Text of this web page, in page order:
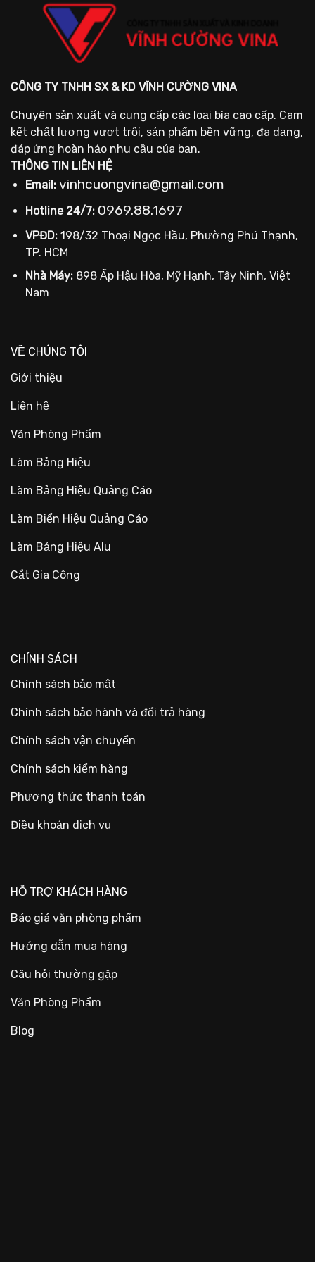
CÔNG TY TNHH SX & KD VĨNH CƯỜNG VINA
Chuyên sản xuất và cung cấp các loại bìa cao cấp. Cam
kết chất lượng vượt trội, sản phẩm bền vững, đa dạng,
đáp ứng hoàn hảo nhu cầu của bạn.
THÔNG TIN LIÊN HỆ
Email: vinhcuongvina@gmail.com
Hotline 24/7: 0969.88.1697
VPĐD: 198/32 Thoại Ngọc Hầu, Phường Phú Thạnh,
TP. HCM
Nhà Máy: 898 Ấp Hậu Hòa, Mỹ Hạnh, Tây Ninh, Việt
Nam
VỀ CHÚNG TÔI
Giới thiệu
Liên hệ
Văn Phòng Phẩm
Làm Bảng Hiệu
Làm Bảng Hiệu Quảng Cáo
Làm Biển Hiệu Quảng Cáo
Làm Bảng Hiệu Alu
Cắt Gia Công
CHÍNH SÁCH
Chính sách bảo mật
Chính sách bảo hành và đổi trả hàng
Chính sách vận chuyển
Chính sách kiểm hàng
Phương thức thanh toán
Điều khoản dịch vụ
HỖ TRỢ KHÁCH HÀNG
Báo giá văn phòng phẩm
Hướng dẫn mua hàng
Câu hỏi thường gặp
Văn Phòng Phẩm
Blog